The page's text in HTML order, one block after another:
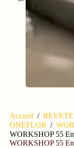
Accueil /
ONEFLOR /
WORKSHOP 55
WORKSHOP 55